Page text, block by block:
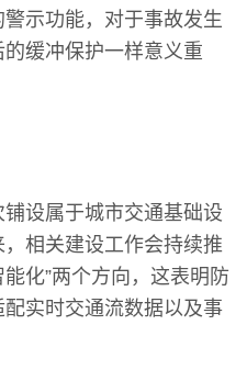
示功能，对于事故发生
缓冲保护一样意义重
设属于城市交通基础设
相关建设工作会持续推
能化”两个方向，这表明防
实时交通流数据以及事